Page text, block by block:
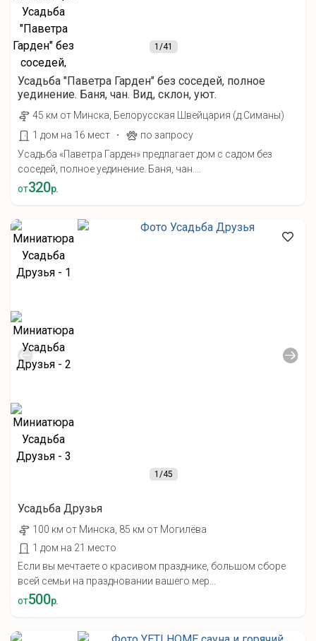
1/41
Усадьба "Паветра Гарден" без соседей, полное
уединение. Баня, чан. Вид, склон, уют.
45 км от Минска, Белорусская Швейцария (д.Симаны)
1 дом на 16 мест
·
по запросу
Усадьба «Паветра Гарден» предлагает дом с садом без
соседей, полное уединение. Баня, чан....
от320р.
1/45
Усадьба Друзья
100 км от Минска, 85 км от Могилёва
1 дом на 21 место
Если вы мечтаете о красивом празднике, большом сборе
всей семьи на праздновании вашего мер...
от500р.